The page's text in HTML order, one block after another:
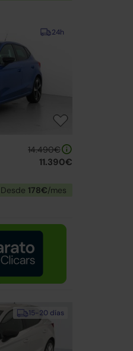
24h
14.490€
11.390€
Desde 178€/mes
15-20 días